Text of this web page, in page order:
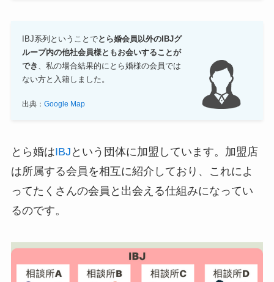
IBJ系列ということでとら婚会員以外のIBJグ
ループ内の他社会員様ともお会いすることが
でき
、私の場合結果的にとら婚様の会員では
ない方と入籍しました。
出典： Google Map
とら婚はIBJ という団体に加盟しています。加盟店
は所属する会員を相互に紹介しており、これによ
ってたくさんの会員と出会える仕組みになってい
るのです。